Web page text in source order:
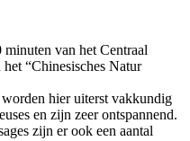
van het Centraal
“Chinesisches Natur
hier uiterst vakkundig
en zijn zeer ontspannend.
zijn er ook een aantal